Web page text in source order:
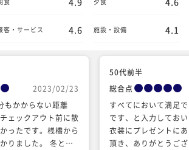
客・サービス 4.6 施設・設備 4.1
2023/02/23
もかからない距離
ェックアウト前に散
ったです。桟橋から
りました。 冬とい
50代前半
総合点
すべてにおいて満足
です、と入力してお
衣装にプレゼントに
頂き、ありがとうご